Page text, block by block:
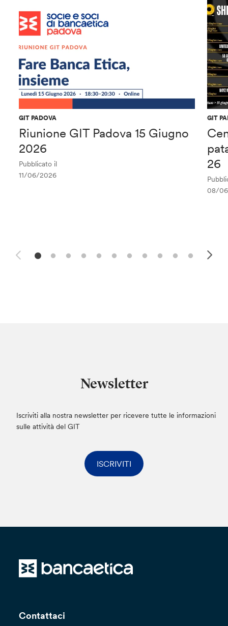
GIT PADOVA
Riunione GIT Padova 15 Giugno
2026
Pubblicato il
11/06/2026
GIT
26
08/
Newsletter
Iscriviti alla nostra newsletter per ricevere tutte le informazioni
sulle attività del GIT
ISCRIVITI
Contattaci